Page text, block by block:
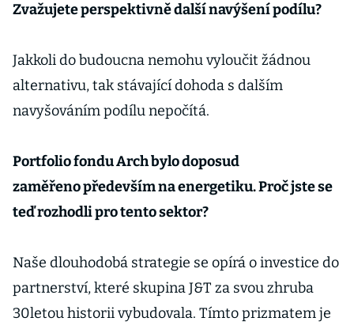
Zvažujete perspektivně další navýšení podílu?
Jakkoli do budoucna nemohu vyloučit žádnou
alternativu, tak stávající dohoda s dalším
navyšováním podílu nepočítá.
Portfolio fondu Arch bylo doposud
zaměřeno především na energetiku. Proč jste se
teď rozhodli pro tento sektor?
Naše dlouhodobá strategie se opírá o investice do
partnerství, které skupina J&T za svou zhruba
30letou historii vybudovala. Tímto prizmatem je